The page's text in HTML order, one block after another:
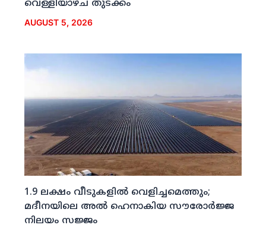
വെള്ളിയാഴ്ച തുടക്കം
AUGUST 5, 2026
1.9 ലക്ഷം വീടുകളില്‍ വെളിച്ചമെത്തും;
മദീനയിലെ അല്‍ ഹെനാകിയ സൗരോര്‍ജ്ജ
നിലയം സജ്ജം